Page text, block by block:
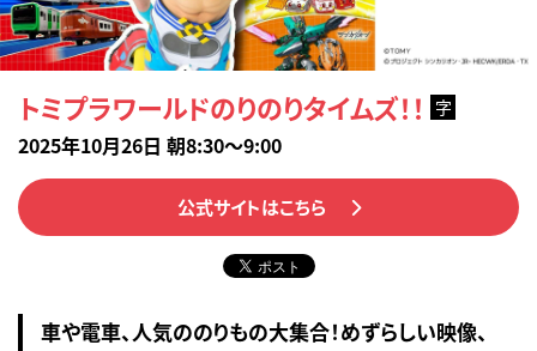
トミプラワールドのりのりタイムズ！！ 字
2025年10月26日 朝8:30～9:00
公式サイトはこちら
車や電車、人気ののりもの大集合！めずらしい映像、